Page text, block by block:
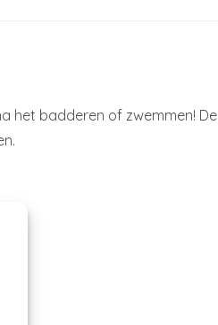
het badderen of zwemmen! De